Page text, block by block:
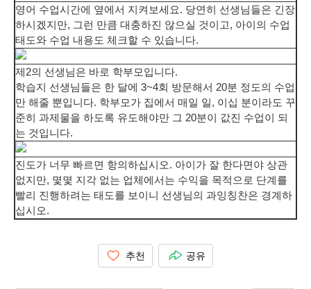
영어 수업시간에 옆에서 지켜보세요. 당연히 선생님들은 긴장
하시겠지만, 그런 만큼 대충하진 않으실 것이고, 아이의 수업
태도와 수업 내용도 체크할 수 있습니다.
제2의 선생님은 바로 학부모입니다.
학습지 선생님들은 한 달에 3~4회 방문해서 20분 정도의 수업
만 해줄 뿐입니다. 학부모가 집에서 매일 일, 이십 분이라도 꾸
준히 과제물을 하도록 유도해야만 그 20분이 값진 수업이 되
는 것입니다.
진도가 너무 빠르면 항의하십시오. 아이가 잘 한다면야 상관
없지만, 몇몇 지각 없는 업체에서는 수익을 목적으로 단계를
빨리 진행하려는 태도를 보이니 선생님의 과잉칭찬은 경계하
십시오.
추천 공유